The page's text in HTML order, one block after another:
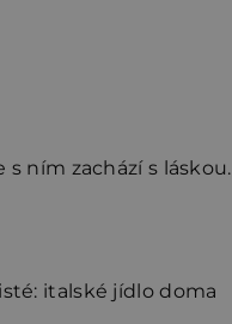
ním zachází s láskou.
italské jídlo doma